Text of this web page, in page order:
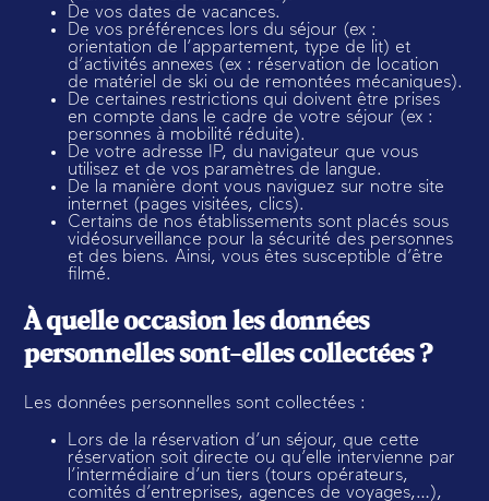
De vos dates de vacances.
De vos préférences lors du séjour (ex :
orientation de l’appartement, type de lit) et
d’activités annexes (ex : réservation de location
de matériel de ski ou de remontées mécaniques).
De certaines restrictions qui doivent être prises
en compte dans le cadre de votre séjour (ex :
personnes à mobilité réduite).
De votre adresse IP, du navigateur que vous
utilisez et de vos paramètres de langue.
De la manière dont vous naviguez sur notre site
internet (pages visitées, clics).
Certains de nos établissements sont placés sous
vidéosurveillance pour la sécurité des personnes
et des biens. Ainsi, vous êtes susceptible d’être
filmé.
À quelle occasion les données
personnelles sont-elles collectées ?
Les données personnelles sont collectées :
Lors de la réservation d’un séjour, que cette
réservation soit directe ou qu’elle intervienne par
l’intermédiaire d’un tiers (tours opérateurs,
comités d’entreprises, agences de voyages,…),